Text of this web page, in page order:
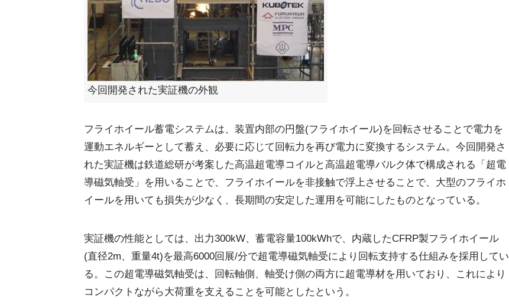
今回開発された実証機の外観
フライホイール蓄電システムは、装置内部の円盤(フライホイール)を回転させることで電力を
運動エネルギーとして蓄え、必要に応じて回転力を再び電力に変換するシステム。今回開発さ
れた実証機は鉄道総研が考案した高温超電導コイルと高温超電導バルク体で構成される「超電
導磁気軸受」を用いることで、フライホイールを非接触で浮上させることで、大型のフライホ
イールを用いても損失が少なく、長期間の安定した運用を可能にしたものとなっている。
実証機の性能としては、出力300kW、蓄電容量100kWhで、内蔵したCFRP製フライホイール
(直径2m、重量4t)を最高6000回展/分で超電導磁気軸受により回転支持する仕組みを採用してい
る。この超電導磁気軸受は、回転軸側、軸受け側の両方に超電導材を用いており、これにより
コンパクトながら大荷重を支えることを可能としたという。